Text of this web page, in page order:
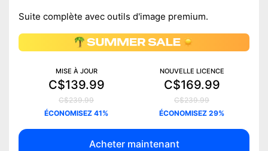
Suite complète avec outils d'image premium.
MISE À JOUR
C$139.99
C$239.99
ÉCONOMISEZ 41%
NOUVELLE LICENCE
C$169.99
C$239.99
ÉCONOMISEZ 29%
Acheter maintenant